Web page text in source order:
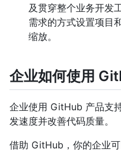
及贯穿整个业务开发
需求的方式设置项目
缩放。
企业如何使用
企业使用 GitHub 产品支
发速度并改善代码质量。
借助 GitHub，你的企业